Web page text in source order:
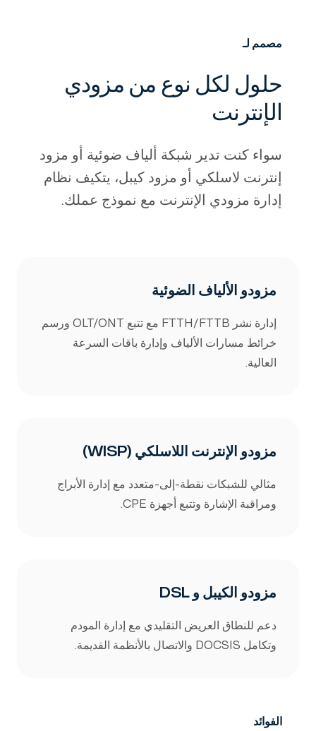
مصمم لـ
حلول لكل نوع من مزودي
الإنترنت
سواء كنت تدير شبكة ألياف ضوئية أو مزود
إنترنت لاسلكي أو مزود كيبل، يتكيف نظام
إدارة مزودي الإنترنت مع نموذج عملك.
مزودو الألياف الضوئية
إدارة نشر FTTH/FTTB مع تتبع OLT/ONT ورسم
خرائط مسارات الألياف وإدارة باقات السرعة
العالية.
مزودو الإنترنت اللاسلكي (WISP)
مثالي للشبكات نقطة-إلى-متعدد مع إدارة الأبراج
ومراقبة الإشارة وتتبع أجهزة CPE.
مزودو الكيبل و DSL
دعم للنطاق العريض التقليدي مع إدارة المودم
وتكامل DOCSIS والاتصال بالأنظمة القديمة.
الفوائد